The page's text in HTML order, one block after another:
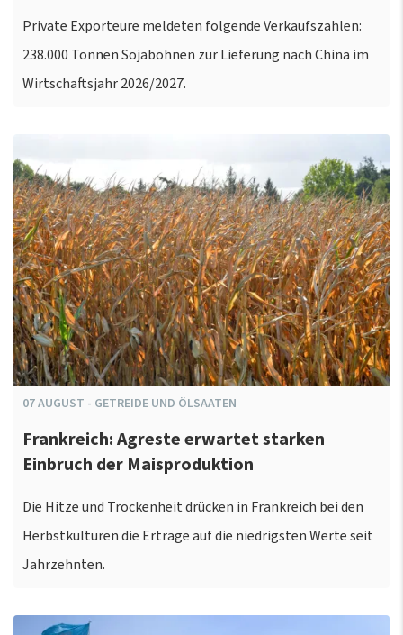
Private Exporteure meldeten folgende Verkaufszahlen:
238.000 Tonnen Sojabohnen zur Lieferung nach China im
Wirtschaftsjahr 2026/2027.
07AUGUST - GETREIDE UND ÖLSAATEN
Frankreich: Agreste erwartet starken
Einbruch der Maisproduktion
Die Hitze und Trockenheit drücken in Frankreich bei den
Herbstkulturen die Erträge auf die niedrigsten Werte seit
Jahrzehnten.